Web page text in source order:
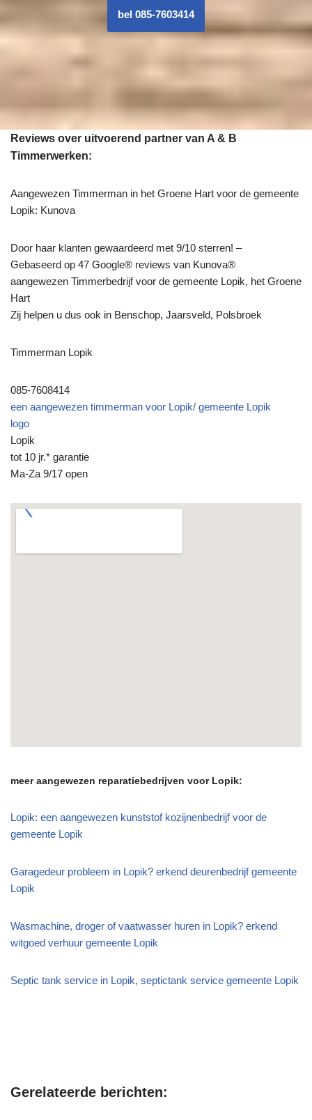
bel 085-7603414
Reviews over uitvoerend partner van A & B
Timmerwerken:
Aangewezen Timmerman in het Groene Hart voor de gemeente
Lopik: Kunova
Door haar klanten gewaardeerd met 9/10 sterren! –
Gebaseerd op 47 Google® reviews van Kunova®
aangewezen Timmerbedrijf voor de gemeente Lopik, het Groene
Hart
Zij helpen u dus ook in Benschop, Jaarsveld, Polsbroek
Timmerman Lopik
085-7608414
een aangewezen timmerman voor Lopik/ gemeente Lopik
logo
Lopik
tot 10 jr.* garantie
Ma-Za 9/17 open
meer aangewezen reparatiebedrijven voor Lopik:
Lopik: een aangewezen kunststof kozijnenbedrijf voor de
gemeente Lopik
Garagedeur probleem in Lopik? erkend deurenbedrijf gemeente
Lopik
Wasmachine, droger of vaatwasser huren in Lopik? erkend
witgoed verhuur gemeente Lopik
Septic tank service in Lopik, septictank service gemeente Lopik
Gerelateerde berichten: